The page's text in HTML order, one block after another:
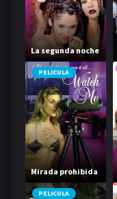
La segunda noche
PELICULA
Mirada prohibida
PELICULA